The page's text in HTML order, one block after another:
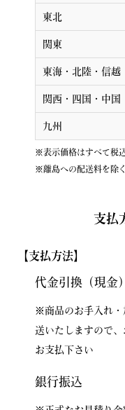
東北
関東
東海・北陸・信越
関西・四国・中国
九州
※表示価格はすべて税
※離島への配送料を除く
支払
【支払方法】
代金引換（現金）
※商品のお手入れ・
送いたしますので
お支払下さい
銀行振込